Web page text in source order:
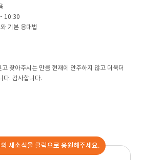
10:30
기본 응대법
찾아주시는 만큼 현재에 안주하지 않고 더욱더
다. 감사합니다.
새소식을 클릭으로 응원해주세요.